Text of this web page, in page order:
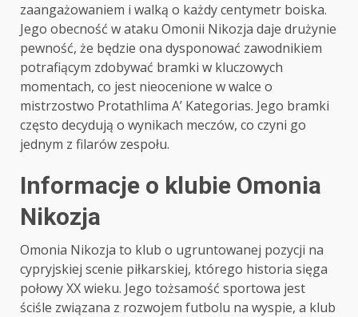
zaangażowaniem i walką o każdy centymetr boiska.
Jego obecność w ataku Omonii Nikozja daje drużynie
pewność, że będzie ona dysponować zawodnikiem
potrafiącym zdobywać bramki w kluczowych
momentach, co jest nieocenione w walce o
mistrzostwo Protathlima A’ Kategorias. Jego bramki
często decydują o wynikach meczów, co czyni go
jednym z filarów zespołu.
Informacje o klubie Omonia
Nikozja
Omonia Nikozja to klub o ugruntowanej pozycji na
cypryjskiej scenie piłkarskiej, którego historia sięga
połowy XX wieku. Jego tożsamość sportowa jest
ściśle związana z rozwojem futbolu na wyspie, a klub